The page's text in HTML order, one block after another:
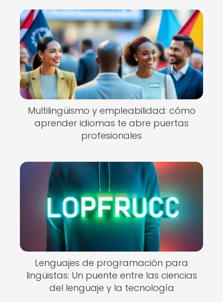
Multilingüismo y empleabilidad: cómo
aprender idiomas te abre puertas
profesionales
Lenguajes de programación para
lingüistas: Un puente entre las ciencias
del lenguaje y la tecnología